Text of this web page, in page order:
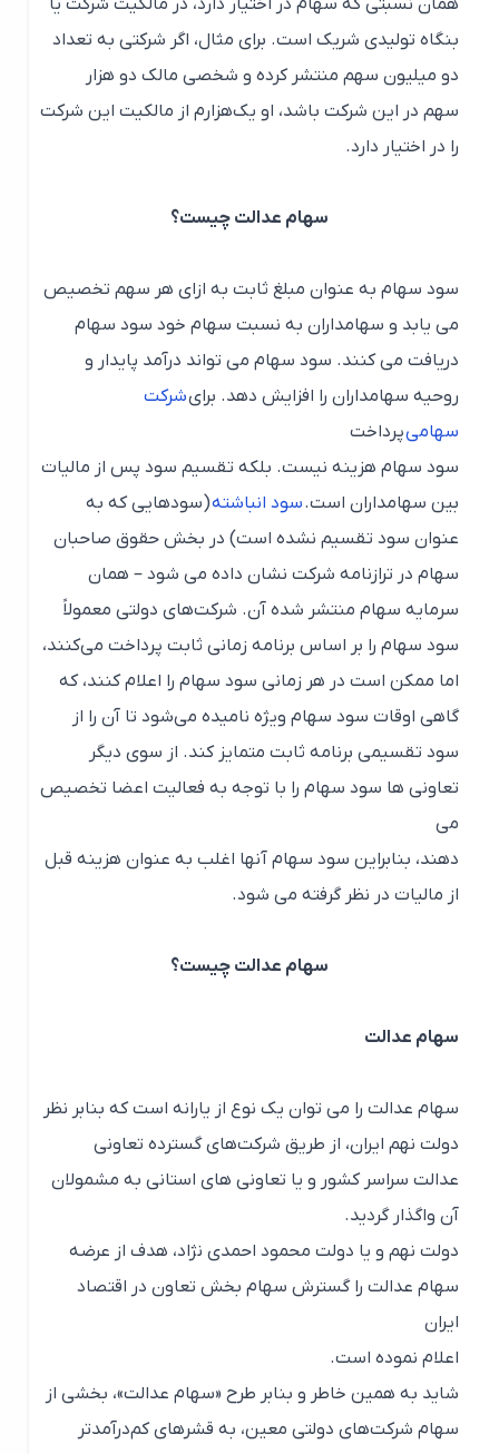
همان نسبتی که سهام در اختیار دارد، در مالکیت شرکت یا
بنگاه تولیدی شریک است. برای مثال، اگر شرکتی به تعداد
دو میلیون سهم منتشر کرده و شخصی مالک دو هزار
سهم در این شرکت باشد، او یک‌هزارم از مالکیت این شرکت
را در اختیار دارد.
سهام عدالت چیست؟
سود سهام به عنوان مبلغ ثابت به ازای هر سهم تخصیص
می یابد و سهامداران به نسبت سهام خود سود سهام
دریافت می کنند. سود سهام می تواند درآمد پایدار و
روحیه سهامداران را افزایش دهد. برای شرکت
سهامیپرداخت
سود سهام هزینه نیست. بلکه تقسیم سود پس از مالیات
بین سهامداران است.سود انباشته(سودهایی که به
عنوان سود تقسیم نشده است) در بخش حقوق صاحبان
سهام در ترازنامه شرکت نشان داده می شود – همان
سرمایه سهام منتشر شده آن. شرکت‌های دولتی معمولاً
سود سهام را بر اساس برنامه زمانی ثابت پرداخت می‌کنند،
اما ممکن است در هر زمانی سود سهام را اعلام کنند، که
گاهی اوقات سود سهام ویژه نامیده می‌شود تا آن را از
سود تقسیمی برنامه ثابت متمایز کند. از سوی دیگر
تعاونی ها سود سهام را با توجه به فعالیت اعضا تخصیص
دهند، بنابراین سود سهام آنها اغلب به عنوان هزینه قبل
از مالیات در نظر گرفته می شود.
سهام عدالت چیست؟
سهام عدالت
سهام عدالت را می توان یک نوع از یارانه است که بنابر نظر
دولت نهم ایران، از طریق شرکت‌های گسترده تعاونی
عدالت سراسر کشور و یا تعاونی های استانی به مشمولان
آن واگذار گردید.
دولت نهم و یا دولت محمود احمدی نژاد، هدف از عرضه
سهام عدالت را گسترش سهام بخش تعاون در اقتصاد
ایران
اعلام نموده است.
شاید به همین خاطر و بنابر طرح «سهام عدالت»، بخشی از
سهام شرکت‌های دولتی معین، به قشرهای کم‌درآمدتر